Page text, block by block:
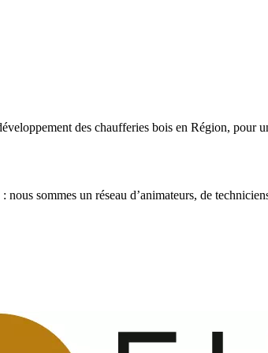
des chaufferies bois en Région, pour
sommes un réseau d’animateurs, de